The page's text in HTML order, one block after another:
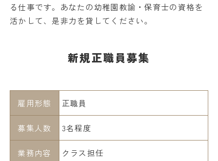
る仕事です。あなたの幼稚園教諭・保育士の資格を
活かして、是非力を貸してください。
新規正職員募集
雇用形態 正職員
募集人数 3名程度
業務内容 クラス担任